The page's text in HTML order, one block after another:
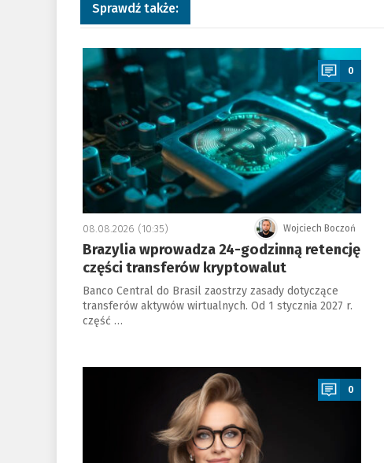
Sprawdź także:
a
0
Wojciech Boczoń
08.08.2026 (10:35)
Brazylia wprowadza 24-godzinną retencję
części transferów kryptowalut
Banco Central do Brasil zaostrzy zasady dotyczące
transferów aktywów wirtualnych. Od 1 stycznia 2027 r.
część …
a
0